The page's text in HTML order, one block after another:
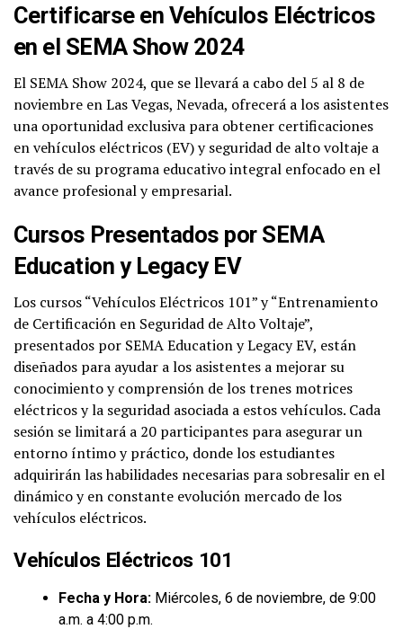
Certificarse en Vehículos Eléctricos
en el SEMA Show 2024
El SEMA Show 2024, que se llevará a cabo del 5 al 8 de
noviembre en Las Vegas, Nevada, ofrecerá a los asistentes
una oportunidad exclusiva para obtener certificaciones
en vehículos eléctricos (EV) y seguridad de alto voltaje a
través de su programa educativo integral enfocado en el
avance profesional y empresarial.
Cursos Presentados por SEMA
Education y Legacy EV
Los cursos “Vehículos Eléctricos 101” y “Entrenamiento
de Certificación en Seguridad de Alto Voltaje”,
presentados por SEMA Education y Legacy EV, están
diseñados para ayudar a los asistentes a mejorar su
conocimiento y comprensión de los trenes motrices
eléctricos y la seguridad asociada a estos vehículos. Cada
sesión se limitará a 20 participantes para asegurar un
entorno íntimo y práctico, donde los estudiantes
adquirirán las habilidades necesarias para sobresalir en el
dinámico y en constante evolución mercado de los
vehículos eléctricos.
Vehículos Eléctricos 101
Fecha y Hora: Miércoles, 6 de noviembre, de 9:00
a.m. a 4:00 p.m.